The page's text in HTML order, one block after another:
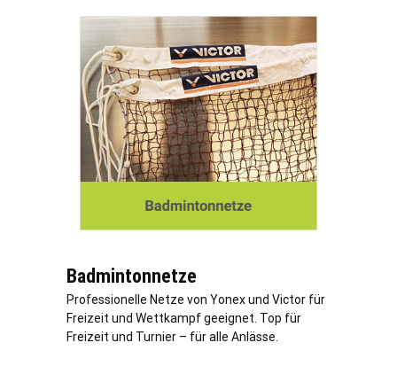
Badmintonnetze
Professionelle Netze von Yonex und Victor für
Freizeit und Wettkampf geeignet. Top für
Freizeit und Turnier – für alle Anlässe.